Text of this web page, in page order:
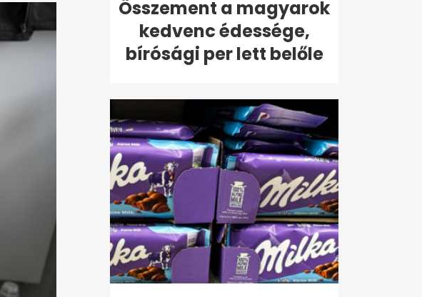
Összement a magyarok
kedvenc édessége,
bírósági per lett belőle